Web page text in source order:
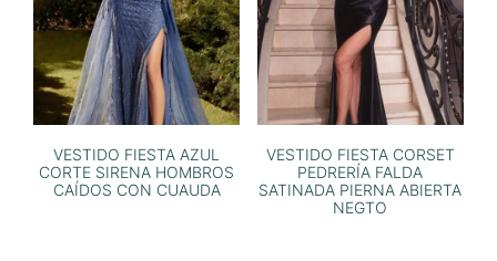
VESTIDO FIESTA AZUL
CORTE SIRENA HOMBROS
CAÍDOS CON CUAUDA
VESTIDO FIESTA CORSET
PEDRERÍA FALDA
SATINADA PIERNA ABIERTA
NEGTO